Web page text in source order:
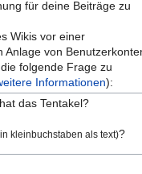
für deine Beiträge zu
Wikis vor einer
Anlage von
folgende Frage zu
Informationen):
das Tentakel?
kleinbuchstaben als text)?